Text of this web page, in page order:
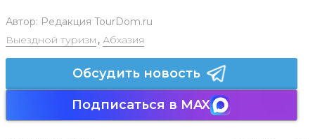
Автор: Редакция TourDom.ru
Выездной туризм , Абхазия
Обсудить новость
Подписаться в MAX